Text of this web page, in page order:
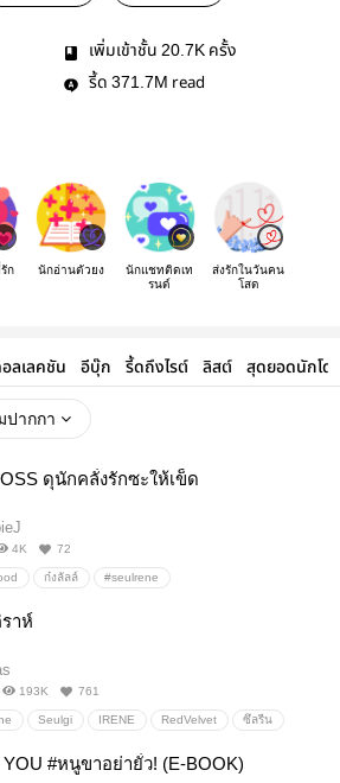
เพิ่มเข้าชั้น 20.7K ครั้ง
รี้ด 371.7M read
ก นักอ่านตัวยง
นักแชทติดเท
รนด์
ส่งรักในวันคน
โสด
ลเลคชัน อีบุ๊ก รี้ดถึงไรต์ ลิสต์ สุดยอดนักโด
ปากกา
ดุนักคลั่งรักซะให้เข็ด
4K 72
ก๋งลัลล์ #seulrene
าห์
193K 761
Seulgi IRENE RedVelvet ซึลรีน
YOU #หนูขาอย่ายั่ว! (E-BOOK)